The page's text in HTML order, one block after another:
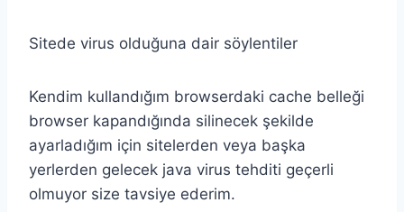
Sitede virus olduğuna dair söylentiler
Kendim kullandığım browserdaki cache belleği
browser kapandığında silinecek şekilde
ayarladığım için sitelerden veya başka
yerlerden gelecek java virus tehditi geçerli
olmuyor size tavsiye ederim.